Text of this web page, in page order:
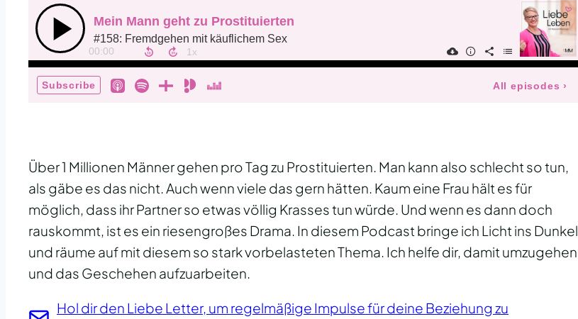
Über 1 Millionen Männer gehen pro Tag zu Prostituierten. Man kann also schlecht so tun,
als gäbe es das nicht. Auch wenn viele das gern hätten. Kaum eine Frau hält es für
möglich, dass ihr Partner so etwas völlig Krasses tun würde. Und wenn es dann doch
rauskommt, ist es ein riesengroßes Drama. In diesem Podcast bringe ich Licht ins Dunkel
und räume auf mit diesem so stark vorbelasteten Thema. Ich helfe dir, damit umzugehen
und das Geschehen aufzuarbeiten.
Hol dir den Liebe Letter, um regelmäßige Impulse für deine Beziehung zu